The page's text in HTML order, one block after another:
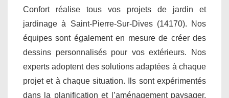
Confort réalise tous vos projets de jardin et
jardinage à Saint-Pierre-Sur-Dives (14170). Nos
équipes sont également en mesure de créer des
dessins personnalisés pour vos extérieurs. Nos
experts adoptent des solutions adaptées à chaque
projet et à chaque situation. Ils sont expérimentés
dans la planification et l’aménagement paysager.